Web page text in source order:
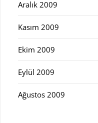
Aralık 2009
Kasım 2009
Ekim 2009
Eylül 2009
Ağustos 2009